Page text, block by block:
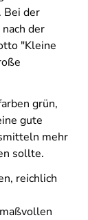
Bei der
der
"Kleine
grün,
gute
mehr
sollte.
reichlich